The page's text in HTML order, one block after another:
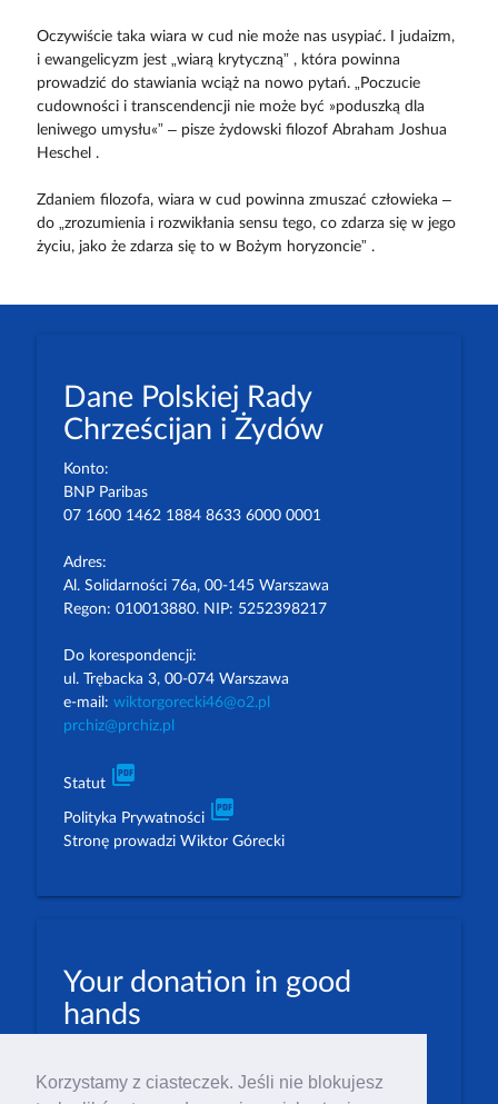
Korzystamy z ciasteczek. Jeśli nie blokujesz
Oczywiście taka wiara w cud nie może nas usypiać. I judaizm,
i ewangelicyzm jest „wiarą krytyczną” , która powinna
prowadzić do stawiania wciąż na nowo pytań. „Poczucie
cudowności i transcendencji nie może być »poduszką dla
leniwego umysłu«” – pisze żydowski filozof Abraham Joshua
Heschel .
Zdaniem filozofa, wiara w cud powinna zmuszać człowieka –
do „zrozumienia i rozwikłania sensu tego, co zdarza się w jego
życiu, jako że zdarza się to w Bożym horyzoncie” .
Dane Polskiej Rady
Chrześcijan i Żydów
Konto:
BNP Paribas
07 1600 1462 1884 8633 6000 0001
Adres:
Al. Solidarności 76a, 00-145 Warszawa
Regon: 010013880. NIP: 5252398217
Do korespondencji:
ul. Trębacka 3, 00-074 Warszawa
e-mail: wiktorgorecki46@o2.pl
prchiz@prchiz.pl
Statut picture_as_pdf
Polityka Prywatności picture_as_pdf
Stronę prowadzi Wiktor Górecki
Your donation in good
hands
EUR: 23 1600 1462 1884 8633 6000 0004